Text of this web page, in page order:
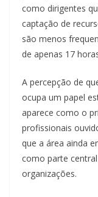
como dirigentes
captação de
são menos
de apenas 17
A percepção de
ocupa um papel
aparece como o
profissionais
que a área ainda
como parte
organizações.